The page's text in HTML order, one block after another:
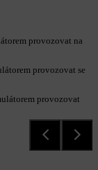
provozovat na
provozovat se
provozovat